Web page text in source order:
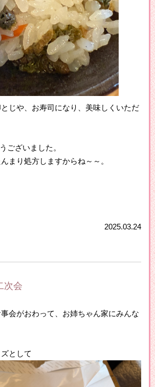
じや、お寿司になり、美味しくいただ
ございました。
まり処方しますからね～～。
2025.03.24
次会
会がおわって、お姉ちゃん家にみんな
として